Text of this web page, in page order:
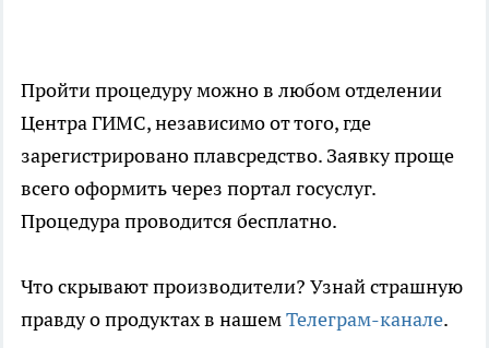
Пройти процедуру можно в любом отделении
Центра ГИМС, независимо от того, где
зарегистрировано плавсредство. Заявку проще
всего оформить через портал госуслуг.
Процедура проводится бесплатно.
Что скрывают производители? Узнай страшную
правду о продуктах в нашемТелеграм-канале.